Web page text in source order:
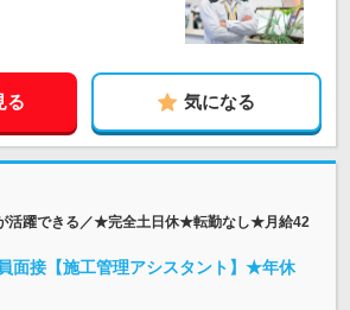
る 気になる
活躍できる／★完全土日休★転勤なし★月給42
面接【施工管理アシスタント】★年休